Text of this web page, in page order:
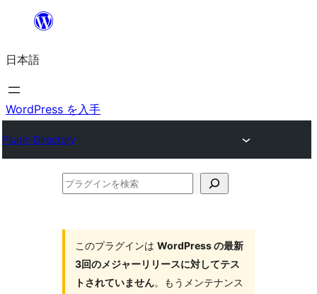
を
ス
キ
プ
日本語
WordPress を入手
Plugin Directory
プ
このプラグインは WordPress の最新
3回のメジャーリリースに対してテス
トされていません。もうメンテナンス